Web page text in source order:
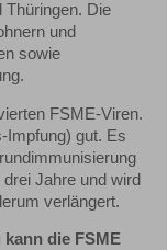
Thüringen. Die
und
sowie
FSME-Viren.
Impfung) gut. Es
Jahre und wird
verlängert.
die FSME